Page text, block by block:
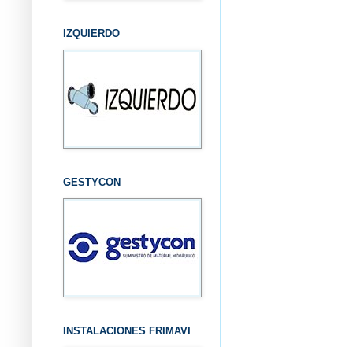
IZQUIERDO
GESTYCON
INSTALACIONES FRIMAVI